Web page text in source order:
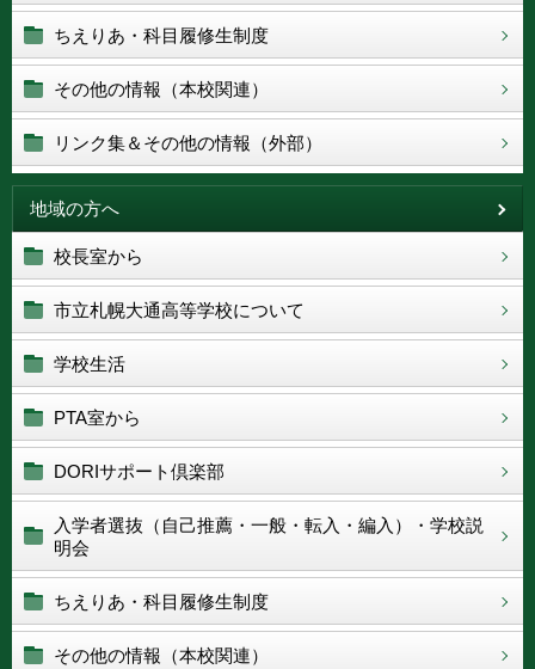
ちえりあ・科目履修生制度
その他の情報（本校関連）
リンク集＆その他の情報（外部）
地域の方へ
校長室から
市立札幌大通高等学校について
学校生活
PTA室から
DORIサポート倶楽部
入学者選抜（自己推薦・一般・転入・編入）・学校説
明会
ちえりあ・科目履修生制度
その他の情報（本校関連）